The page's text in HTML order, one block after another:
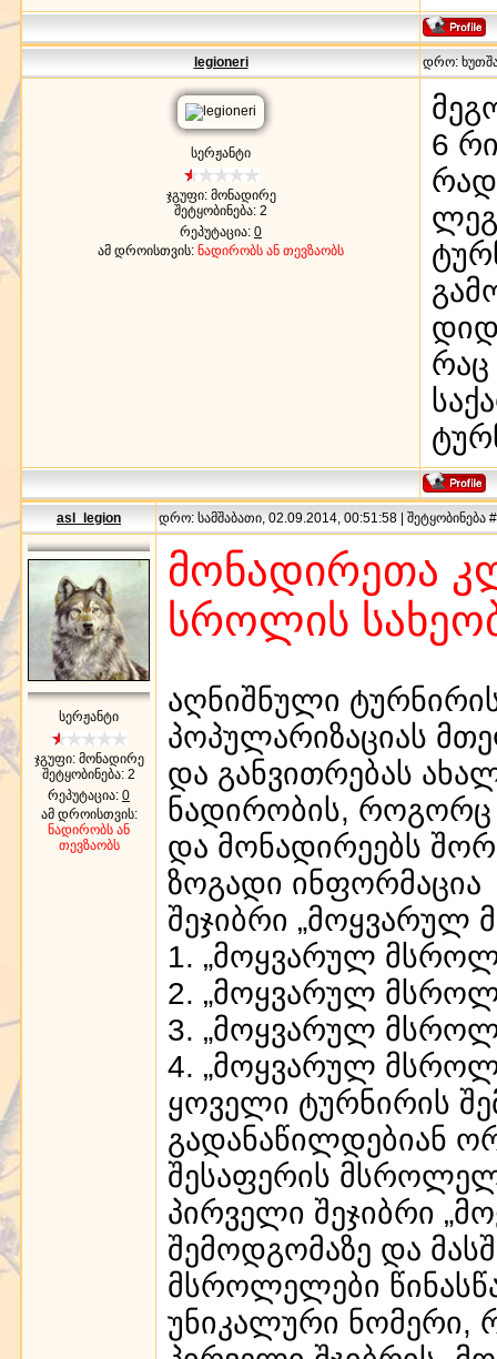
legioneri დრო:
სერჟანტი
ჯგუფი: მონადირე
შეტყობინება: 2
რეპუტაცია: 0
ამ დროისთვის: ნადირობს ან თევზაობს
6
რაც
asl_legion დრო: სამშაბათი, 02.09.2014, 00:51:58 | შეტყობინება
სერჟანტი
ჯგუფი: მონადირე
შეტყობინება: 2
რეპუტაცია: 0
ამ დროისთვის:
ნადირობს ან
თევზაობს
მონადირეთა
სროლის
აღნიშნული
პოპულარიზაციას
და განვითრებას
ნადირობის, როგორც
და მონადირეებს
ზოგადი ინფორმაცია
შეჯიბრი
1. „მოყვარულ
2. „მოყვარულ
3. „მოყვარულ
4. „მოყვარულ
ყოველი ტურნირის
გადანაწილდებიან
შესაფერის
პირველი შეჯიბრი
შემოდგომაზე და
მსროლელები
უნიკალური ნომერი,